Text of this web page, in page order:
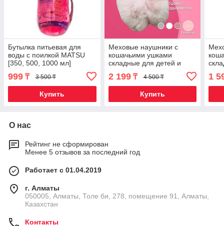
Бутылка питьевая для
воды с поилкой MATSU
[350, 500, 1000 мл]
(Розовый / 500 мл)
999 ₸ 3 500 ₸
Купить
Меховые наушники с
кошачьими ушками
складные для детей и
взрослых (Розовый)
2 199₸ 4 500 ₸
Купить
1
О нас
Рейтинг не сформирован
Менее 5 отзывов за последний год
Работает с 01.04.2019
г. Алматы
050005, Алматы, Толе би, 278, помещение 91, Алматы,
Казахстан
Контакты